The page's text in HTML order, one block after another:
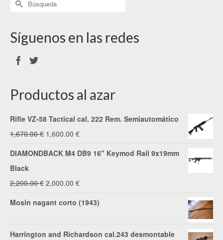
Síguenos en las redes
Productos al azar
Rifle VZ-58 Tactical cal. 222 Rem. Semiautomático
1,670.00€ El
precio
1,600.00 €El
precio
DIAMONDBACK M4 DB9 16" Keymod Rail 9x19mm
Black
2,200.00€ El
2,000.00 €El
precio
Mosin nagant corto (1943)
Harrington and Richardson cal.243 desmontable